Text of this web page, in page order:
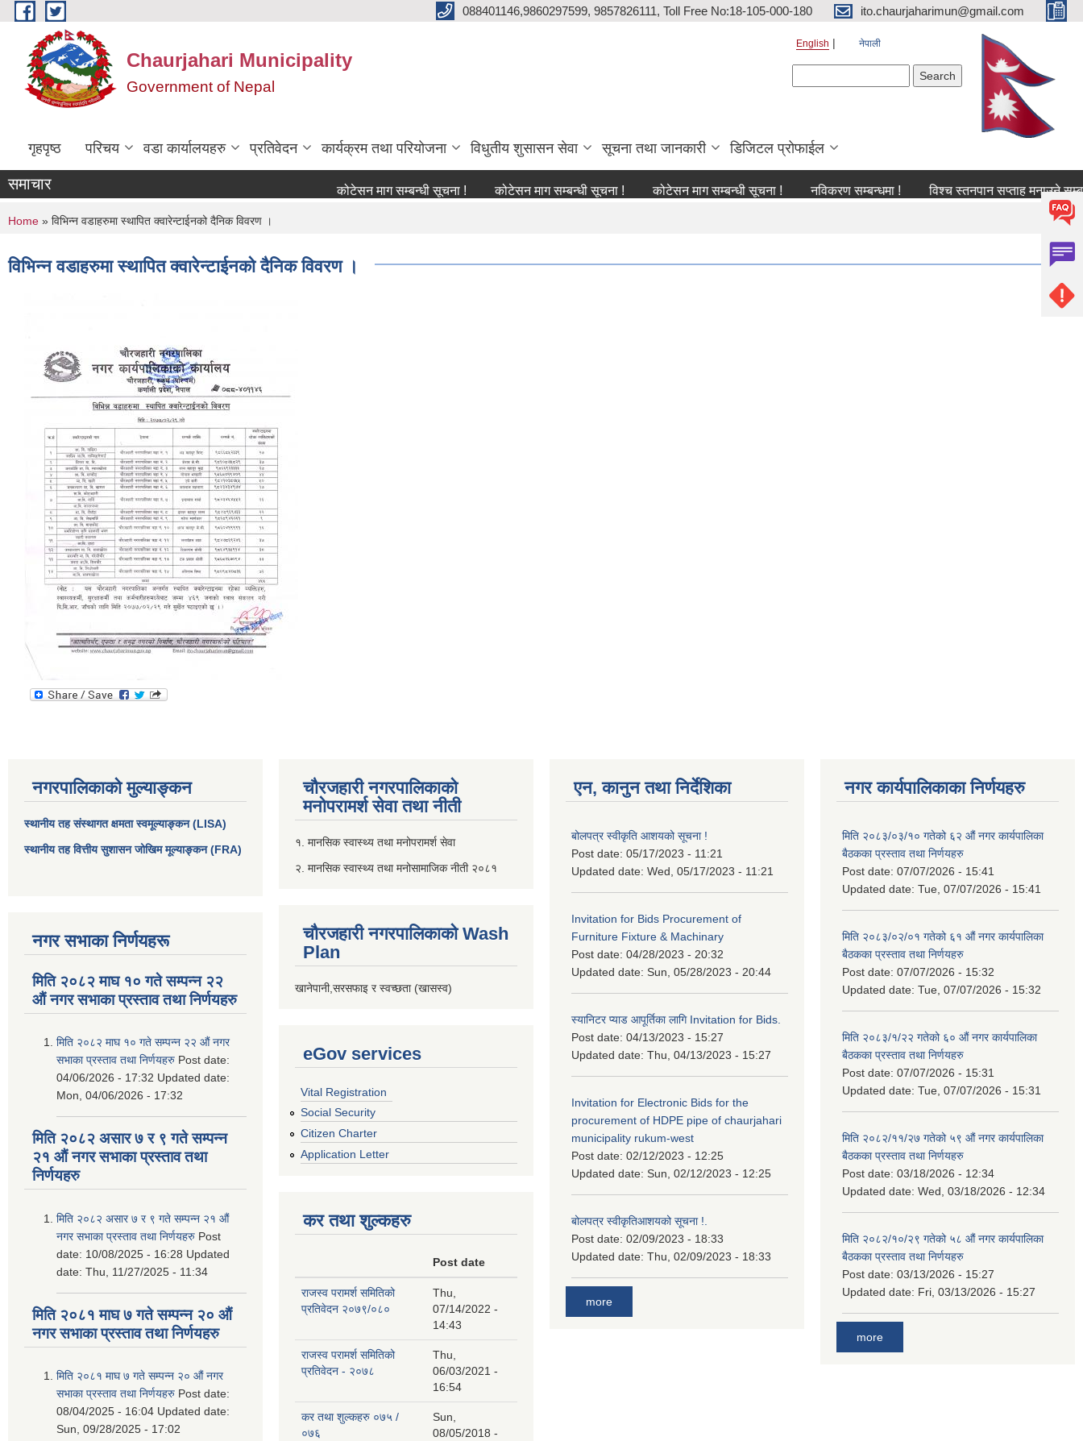
Skip to main content 088401146,9860297599, 9857826111, Toll Free No:18-105-000-180 ito.chaurjaharimun@gmail.com
Chaurjahari Municipality
Government of Nepal
English नेपाली
गृहपृष्ठ परिचय वडा कार्यालयहरु प्रतिवेदन कार्यक्रम तथा परियोजना विधुतीय शुसासन सेवा सूचना तथा जानकारी डिजिटल प्रोफाईल
समाचार कोटेसन माग सम्बन्धी सूचना ! कोटेसन माग सम्बन्धी सूचना ! कोटेसन माग सम्बन्धी सूचना ! नविकरण सम्बन्धमा ! विश्च स्तनपान सप्ताह मनाउने सम्बन्धी
You are here
Home » विभिन्न वडाहरुमा स्थापित क्वारेन्टाईनको दैनिक विवरण ।
विभिन्न वडाहरुमा स्थापित क्वारेन्टाईनको दैनिक विवरण ।
नगरपालिकाको मुल्याङ्कन
स्थानीय तह संस्थागत क्षमता स्वमूल्याङ्कन (LISA)
स्थानीय तह वित्तीय सुशासन जोखिम मूल्याङ्कन (FRA)
नगर सभाका निर्णयहरू
मिति २०८२ माघ १० गते सम्पन्न २२
औं नगर सभाका प्रस्ताव तथा निर्णयहरु
मिति २०८२ माघ १० गते सम्पन्न २२ औं नगर
सभाका प्रस्ताव तथा निर्णयहरु Post date:
04/06/2026 - 17:32 Updated date:
Mon, 04/06/2026 - 17:32
मिति २०८२ असार ७ र ९ गते सम्पन्न
२१ औं नगर सभाका प्रस्ताव तथा
निर्णयहरु
मिति २०८२ असार ७ र ९ गते सम्पन्न २१ औं
नगर सभाका प्रस्ताव तथा निर्णयहरु Post
date: 10/08/2025 - 16:28 Updated
date: Thu, 11/27/2025 - 11:34
मिति २०८१ माघ ७ गते सम्पन्न २० औं
नगर सभाका प्रस्ताव तथा निर्णयहरु
मिति २०८१ माघ ७ गते सम्पन्न २० औं नगर
सभाका प्रस्ताव तथा निर्णयहरु Post date:
08/04/2025 - 16:04 Updated date:
Sun, 09/28/2025 - 17:02
चौरजहारी नगरपालिकाको
मनोपरामर्श सेवा तथा नीती
१. मानसिक स्वास्थ्य तथा मनोपरामर्श सेवा
२. मानसिक स्वास्थ्य तथा मनोसामाजिक नीती २०८१
चौरजहारी नगरपालिकाको Wash
Plan
खानेपानी,सरसफाइ र स्वच्छता (खासस्व)
eGov services
Vital Registration
Social Security
Citizen Charter
Application Letter
कर तथा शुल्कहरु
Post date
राजस्व परामर्श समितिको
प्रतिवेदन २०७९/०८०
Thu,
07/14/2022 -
14:43
राजस्व परामर्श समितिको
प्रतिवेदन - २०७८
Thu,
06/03/2021 -
16:54
कर तथा शुल्कहरु ०७५ /
०७६
Sun,
08/05/2018 -
एन, कानुन तथा निर्देशिका
बोलपत्र स्वीकृति आशयको सूचना !
Post date: 05/17/2023 - 11:21
Updated date: Wed, 05/17/2023 - 11:21
Invitation for Bids Procurement of
Furniture Fixture & Machinary
Post date: 04/28/2023 - 20:32
Updated date: Sun, 05/28/2023 - 20:44
स्यानिटर प्याड आपूर्तिका लागि Invitation for Bids.
Post date: 04/13/2023 - 15:27
Updated date: Thu, 04/13/2023 - 15:27
Invitation for Electronic Bids for the
procurement of HDPE pipe of chaurjahari
municipality rukum-west
Post date: 02/12/2023 - 12:25
Updated date: Sun, 02/12/2023 - 12:25
बोलपत्र स्वीकृतिआशयको सूचना !.
Post date: 02/09/2023 - 18:33
Updated date: Thu, 02/09/2023 - 18:33
more
नगर कार्यपालिकाका निर्णयहरु
मिति २०८३/०३/१० गतेको ६२ औं नगर कार्यपालिका
बैठकका प्रस्ताव तथा निर्णयहरु
Post date: 07/07/2026 - 15:41
Updated date: Tue, 07/07/2026 - 15:41
मिति २०८३/०२/०१ गतेको ६१ औं नगर कार्यपालिका
बैठकका प्रस्ताव तथा निर्णयहरु
Post date: 07/07/2026 - 15:32
Updated date: Tue, 07/07/2026 - 15:32
मिति २०८३/१/२२ गतेको ६० औं नगर कार्यपालिका
बैठकका प्रस्ताव तथा निर्णयहरु
Post date: 07/07/2026 - 15:31
Updated date: Tue, 07/07/2026 - 15:31
मिति २०८२/११/२७ गतेको ५९ औं नगर कार्यपालिका
बैठकका प्रस्ताव तथा निर्णयहरु
Post date: 03/18/2026 - 12:34
Updated date: Wed, 03/18/2026 - 12:34
मिति २०८२/१०/२९ गतेको ५८ औं नगर कार्यपालिका
बैठकका प्रस्ताव तथा निर्णयहरु
Post date: 03/13/2026 - 15:27
Updated date: Fri, 03/13/2026 - 15:27
more